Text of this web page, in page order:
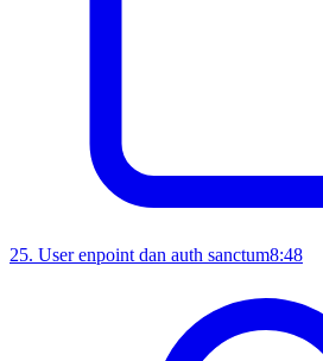
25. User enpoint dan auth sanctum8:48